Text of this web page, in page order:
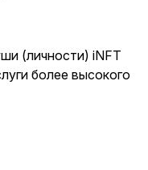
(личности) iNFT
более высокого